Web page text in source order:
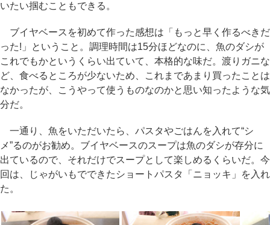
いたい掴むこともできる。
ブイヤベースを初めて作った感想は「もっと早く作るべきだ
った!」ということ。調理時間は15分ほどなのに、魚のダシが
これでもかというくらい出ていて、本格的な味だ。渡りガニな
ど、食べるところが少ないため、これまであまり買ったことは
なかったが、こうやって使うものなのかと思い知ったような気
分だ。
一通り、魚をいただいたら、パスタやごはんを入れて“シ
メ”るのがお勧め。ブイヤベースのスープは魚のダシが存分に
出ているので、それだけでスープとして楽しめるくらいだ。今
回は、じゃがいもでできたショートパスタ「ニョッキ」を入れ
た。